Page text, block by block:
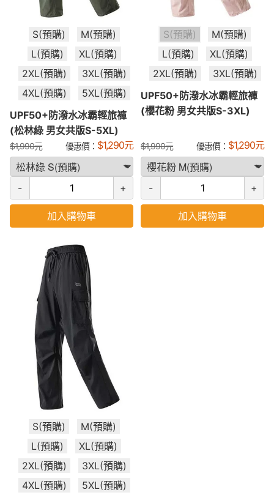
S(預購)
M(預購)
L(預購)
XL(預購)
2XL(預購)
3XL(預購)
4XL(預購)
5XL(預購)
UPF50+防潑水冰霸輕旅褲
(松林綠 男女共版S-5XL)
$1,990元 優惠價： $1,290元
- +
加入購物車
S(預購)
M(預購)
L(預購)
XL(預購)
2XL(預購)
3XL(預購)
UPF50+防潑水冰霸輕旅褲
(櫻花粉 男女共版S-3XL)
$1,990元 優惠價： $1,290元
- +
加入購物車
S(預購)
M(預購)
L(預購)
XL(預購)
2XL(預購)
3XL(預購)
4XL(預購)
5XL(預購)